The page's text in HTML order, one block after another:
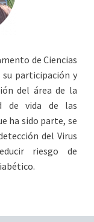
de Ciencias
su participación y
del área de la
de vida de las
ha sido parte, se
del Virus
riesgo de